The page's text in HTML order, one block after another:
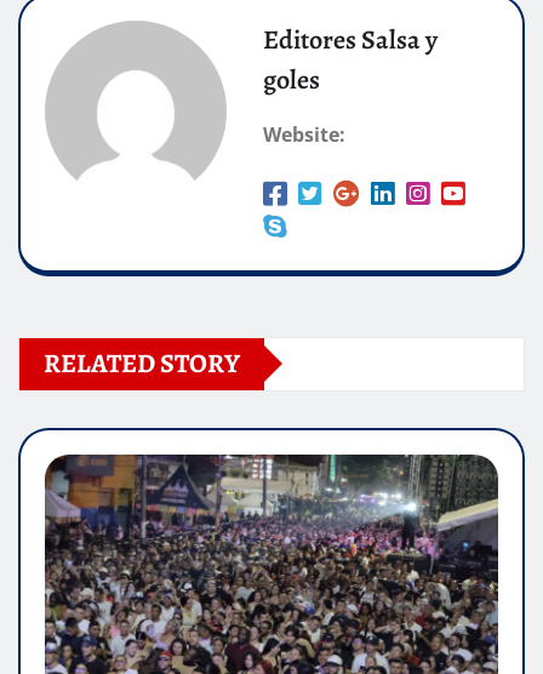
Editores Salsa y
goles
Website:
RELATED STORY